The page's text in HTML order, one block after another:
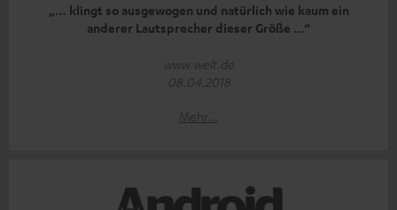
„… klingt so ausgewogen und natürlich wie kaum ein
anderer Lautsprecher dieser Größe …“
www.welt.de
08.04.2018
Mehr...